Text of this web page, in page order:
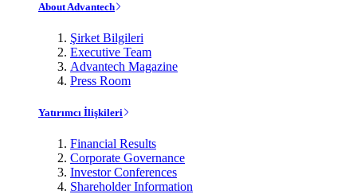
About Advantech
Şirket Bilgileri
Executive Team
Advantech Magazine
Press Room
Yatırımcı İlişkileri
Financial Results
Corporate Governance
Investor Conferences
Shareholder Information